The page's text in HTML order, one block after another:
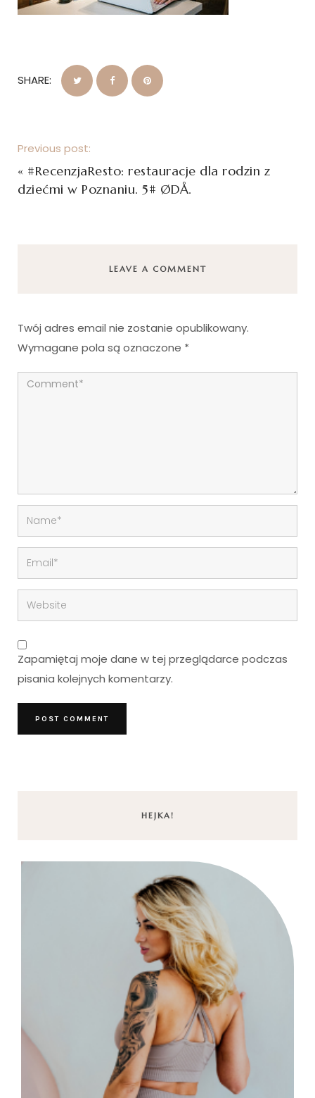
SHARE:
Previous post:
« #RecenzjaResto: restauracje dla rodzin z
dziećmi w Poznaniu. 5# ØDÅ.
LEAVE A COMMENT
Twój adres email nie zostanie opublikowany.
Wymagane pola są oznaczone *
Zapamiętaj moje dane w tej przeglądarce podczas
pisania kolejnych komentarzy.
HEJKA!